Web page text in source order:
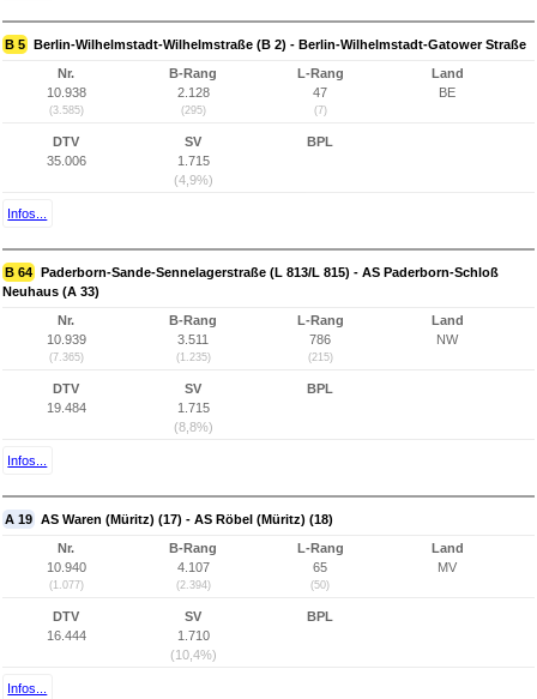
B 5 Berlin-Wilhelmstadt-Wilhelmstraße (B 2) - Berlin-Wilhelmstadt-Gatower Straße
Nr.
10.938
(3.585)
B-Rang
2.128
(295)
L-Rang
47
(7)
Land
BE
DTV
35.006
SV
1.715
(4,9%)
BPL
Infos...
B 64 Paderborn-Sande-Sennelagerstraße (L 813/L 815) - AS Paderborn-Schloß
Neuhaus (A 33)
Nr.
10.939
(7.365)
B-Rang
3.511
(1.235)
L-Rang
786
(215)
Land
NW
DTV
19.484
SV
1.715
(8,8%)
BPL
Infos...
A 19 AS Waren (Müritz) (17) - AS Röbel (Müritz) (18)
Nr.
10.940
(1.077)
B-Rang
4.107
(2.394)
L-Rang
65
(50)
Land
MV
DTV
16.444
SV
1.710
(10,4%)
BPL
Infos...